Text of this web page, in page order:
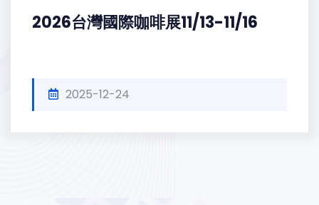
2026台灣國際咖啡展11/13-11/16
2025-12-24